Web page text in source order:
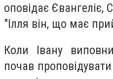
оповідає Євангеліє,
"Ілля він, що має
Коли Івану
почав проповідувати